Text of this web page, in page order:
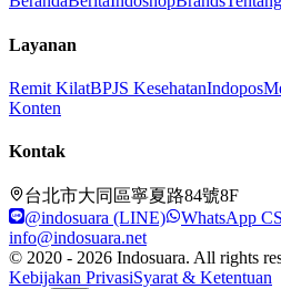
Layanan
Remit KilatBPJS KesehatanIndopos
Konten
Kontak
台北市大同區寧夏路84號8F
@indosuara (LINE)
WhatsApp CS
info@indosuara.net
© 2020 - 2026 Indosuara. All rights
Kebijakan PrivasiSyarat & Ketentuan